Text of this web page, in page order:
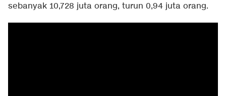
sebanyak 10,728 juta orang, turun 0,94 juta orang.